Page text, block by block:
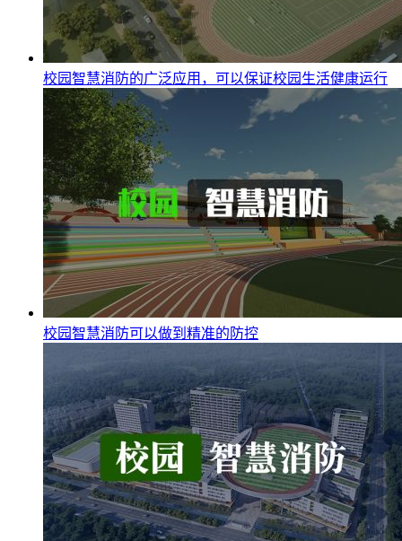
校园智慧消防的广泛应用，可以保证校园生活健康运行
校园智慧消防可以做到精准的防控